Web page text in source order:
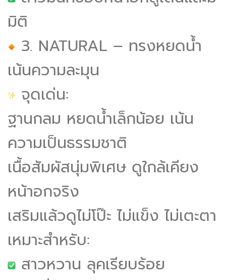
มิติ
3. NATURAL – ทรงหยดน้ำ
เน้นความละมุน
จุดเด่น:
ฐานกลม หยดน้ำเล็กน้อย เน้น
ความเป็นธรรมชาติ
เนื้อสัมผัสนุ่มพิเศษ ดูใกล้เคียง
หน้าอกจริง
เสริมแล้วดูไม่โป๊ะ ไม่แข็ง ไม่เตะตา
เหมาะสำหรับ:
สาวหวาน ลุคเรียบร้อย